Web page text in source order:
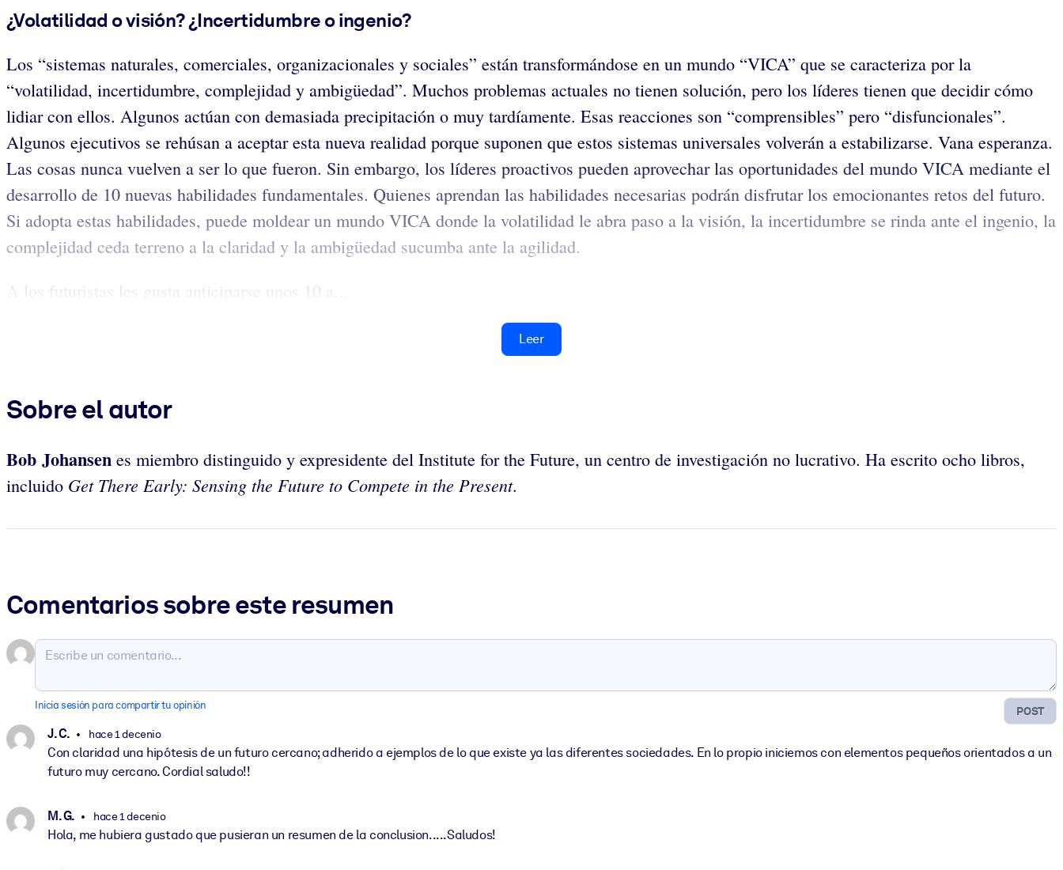
¿Volatilidad o visión? ¿Incertidumbre o ingenio?
Los “sistemas naturales, comerciales, organizacionales y sociales” están transformándose en un mundo “VICA” que se caracteriza por la
“volatilidad, incertidumbre, complejidad y ambigüedad”. Muchos problemas actuales no tienen solución, pero los líderes tienen que decidir cómo
lidiar con ellos. Algunos actúan con demasiada precipitación o muy tardíamente. Esas reacciones son “comprensibles” pero “disfuncionales”.
Algunos ejecutivos se rehúsan a aceptar esta nueva realidad porque suponen que estos sistemas universales volverán a estabilizarse. Vana esperanza.
Las cosas nunca vuelven a ser lo que fueron. Sin embargo, los líderes proactivos pueden aprovechar las oportunidades del mundo VICA mediante el
desarrollo de 10 nuevas habilidades fundamentales. Quienes aprendan las habilidades necesarias podrán disfrutar los emocionantes retos del futuro.
Si adopta estas habilidades, puede moldear un mundo VICA donde la volatilidad le abra paso a la visión, la incertidumbre se rinda ante el ingenio, la
complejidad ceda terreno a la claridad y la ambigüedad sucumba ante la agilidad.
A los futuristas les gusta anticiparse unos 10 a...
Leer
Sobre el autor
Bob Johansen es miembro distinguido y expresidente del Institute for the Future, un centro de investigación no lucrativo. Ha escrito ocho libros,
incluido Get There Early: Sensing the Future to Compete in the Present.
Comentarios sobre este resumen
POST
Inicia sesión para compartir tu opinión
J. C. hace 1 decenio
Con claridad una hipótesis de un futuro cercano; adherido a ejemplos de lo que existe ya las diferentes sociedades. En lo propio iniciemos con elementos pequeños orientados a un
futuro muy cercano. Cordial saludo!!
M. G. hace 1 decenio
Hola, me hubiera gustado que pusieran un resumen de la conclusion.....Saludos!